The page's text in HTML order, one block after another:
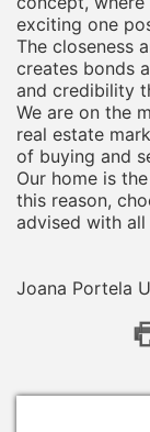
exciting one
The closeness
creates bonds
and credibility
We are on the
real estate
of buying and
Our home is
this reason,
advised with
Joana Portela